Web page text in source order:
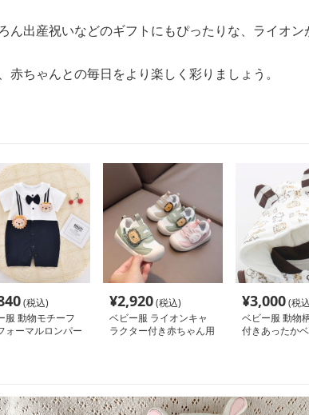
ん出産祝いなどのギフトにもぴったりな、ライオ
赤ちゃんとの毎日をより楽しく彩りましょう。
(税込)
服 動物モチーフ
ォーマルロンパー
¥2,920(税込)
ベビー服 ライオンキャ
ラクター付き赤ちゃん用
¥3,000(税
ベビー服 動物
付きあったか